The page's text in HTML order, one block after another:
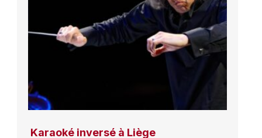
Karaoké inversé à Liège